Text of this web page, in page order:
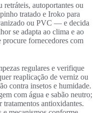
autoportantes ou
tratado e Iroko para
ou PVC — e decida
se adapta ao clima e ao
fornecedores com
regulares e verifique
reaplicação de verniz ou
contra insetos e humidade.
com água e sabão neutro;
tratamentos antioxidantes.